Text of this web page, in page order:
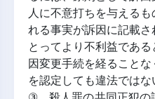
人に不意打ちを与える
れる事実が訴因に記載
とってより不利益であ
因変更手続を経ること
を認定しても違法ではな